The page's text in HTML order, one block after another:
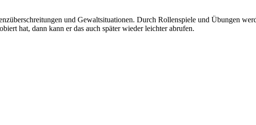
und Gewaltsituationen. Durch Rollenspiele und Übungen
hat, dann kann er das auch später wieder leichter abrufen.